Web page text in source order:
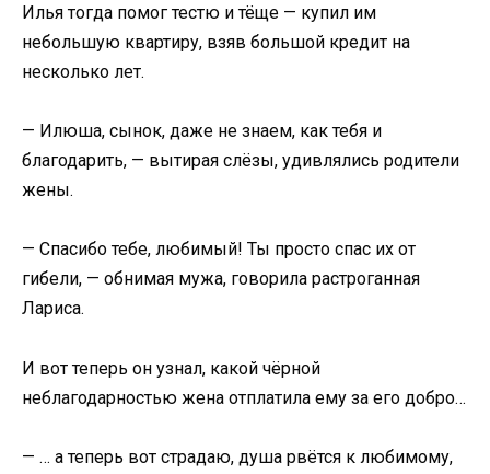
Илья тогда помог тестю и тёще — купил им
небольшую квартиру, взяв большой кредит на
несколько лет.
— Илюша, сынок, даже не знаем, как тебя и
благодарить, — вытирая слёзы, удивлялись родители
жены.
— Спасибо тебе, любимый! Ты просто спас их от
гибели, — обнимая мужа, говорила растроганная
Лариса.
И вот теперь он узнал, какой чёрной
неблагодарностью жена отплатила ему за его добро…
— … а теперь вот страдаю, душа рвётся к любимому,